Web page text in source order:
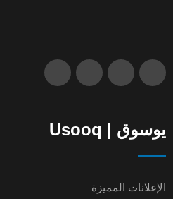
يوسوق | Usooq
الإعلانات المميزة